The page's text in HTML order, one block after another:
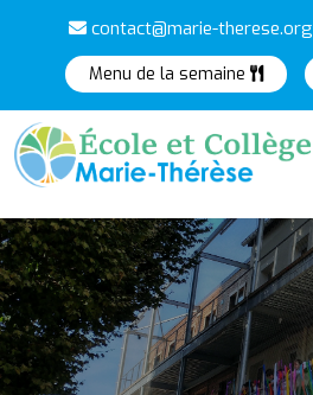
contact@marie-therese.org
Menu de la semaine